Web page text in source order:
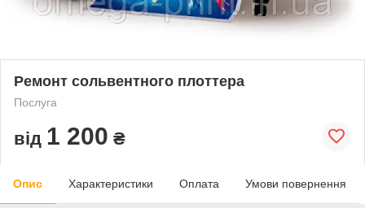
Ремонт сольвентного плоттера
Послуга
від 1 200 ₴
Опис Характеристики Оплата Умови повернення